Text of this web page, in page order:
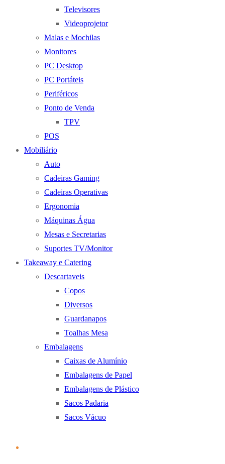
Televisores
Videoprojetor
Malas e Mochilas
Monitores
PC Desktop
PC Portáteis
Periféricos
Ponto de Venda
TPV
POS
Mobiliário
Auto
Cadeiras Gaming
Cadeiras Operativas
Ergonomia
Máquinas Água
Mesas e Secretarias
Suportes TV/Monitor
Takeaway e Catering
Descartaveis
Copos
Diversos
Guardanapos
Toalhas Mesa
Embalagens
Caixas de Alumínio
Embalagens de Papel
Embalagens de Plástico
Sacos Padaria
Sacos Vácuo